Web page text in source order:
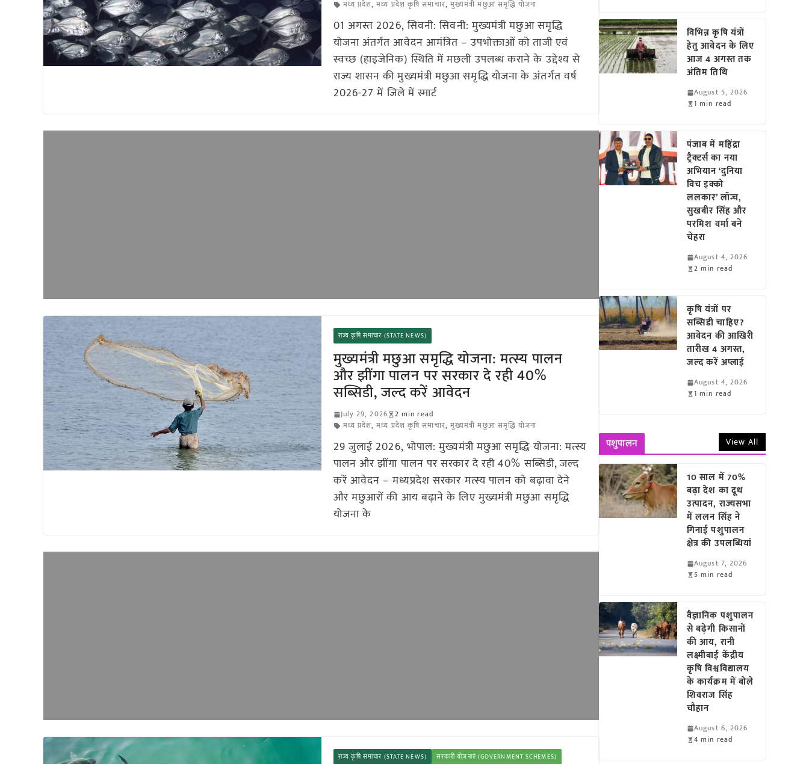
मध्य प्रदेश,मध्य प्रदेश कृषि समाचार, मुख्यमंत्री मछुआ समृद्धि योजना
01 अगस्त 2026, सिवनी: सिवनी: मुख्यमंत्री मछुआ समृद्धि
योजना अंतर्गत आवेदन आमंत्रित – उपभोक्ताओं को ताजी एवं
स्वच्छ (हाइजेनिक) स्थिति में मछली उपलब्ध कराने के उद्देश्य से
राज्य शासन की मुख्यमंत्री मछुआ समृद्धि योजना के अंतर्गत वर्ष
2026-27 में जिले में स्मार्ट
राज्य कृषि समाचार (STATE NEWS)
मुख्यमंत्री मछुआ समृद्धि योजना: मत्स्य पालन
और झींगा पालन पर सरकार दे रही 40%
सब्सिडी, जल्द करें आवेदन
July 29, 2026
2 min read
मध्य प्रदेश,मध्य प्रदेश कृषि समाचार, मुख्यमंत्री मछुआ समृद्धि योजना
29 जुलाई 2026, भोपाल: मुख्यमंत्री मछुआ समृद्धि योजना: मत्स्य
पालन और झींगा पालन पर सरकार दे रही 40% सब्सिडी, जल्द
करें आवेदन – मध्यप्रदेश सरकार मत्स्य पालन को बढ़ावा देने
और मछुआरों की आय बढ़ाने के लिए मुख्यमंत्री मछुआ समृद्धि
योजना के
राज्य कृषि समाचार (STATE NEWS) सरकारी योजनाएं (GOVERNMENT SCHEMES)
विभिन्न कृषि यंत्रों
हेतु आवेदन के लिए
आज 4 अगस्त तक
अंतिम तिथि
August 5, 2026
1 min read
पंजाब में महिंद्रा
ट्रैक्टर्स का नया
अभियान ‘दुनिया
विच इक्को
ललकार’ लॉन्च,
सुखबीर सिंह और
परमिश वर्मा बने
चेहरा
August 4, 2026
2 min read
कृषि यंत्रों पर
सब्सिडी चाहिए?
आवेदन की आखिरी
तारीख 4 अगस्त,
जल्द करें अप्लाई
August 4, 2026
1 min read
पशुपालन View All
10 साल में 70%
बढ़ा देश का दूध
उत्पादन, राज्यसभा
में ललन सिंह ने
गिनाईं पशुपालन
क्षेत्र की उपलब्धियां
August 7, 2026
5 min read
वैज्ञानिक पशुपालन
से बढ़ेगी किसानों
की आय, रानी
लक्ष्मीबाई केंद्रीय
कृषि विश्वविद्यालय
के कार्यक्रम में बोले
शिवराज सिंह
चौहान
August 6, 2026
4 min read